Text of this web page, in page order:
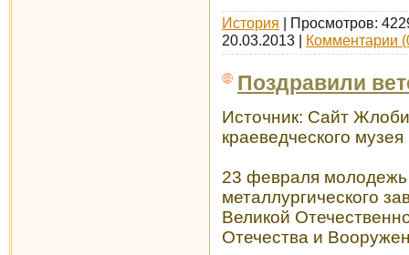
История | Просмотров:
20.03.2013 | Комментарии
Поздравили
Источник: Сайт
краеведческого
23 февраля молодежь
металлургического
Великой
Отечества и